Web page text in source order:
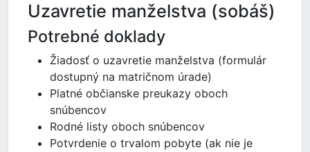
Uzavretie manželstva (sobáš)
Potrebné doklady
Žiadosť o uzavretie manželstva (formulár
dostupný na matričnom úrade)
Platné občianske preukazy oboch
snúbencov
Rodné listy oboch snúbencov
Potvrdenie o trvalom pobyte (ak nie je